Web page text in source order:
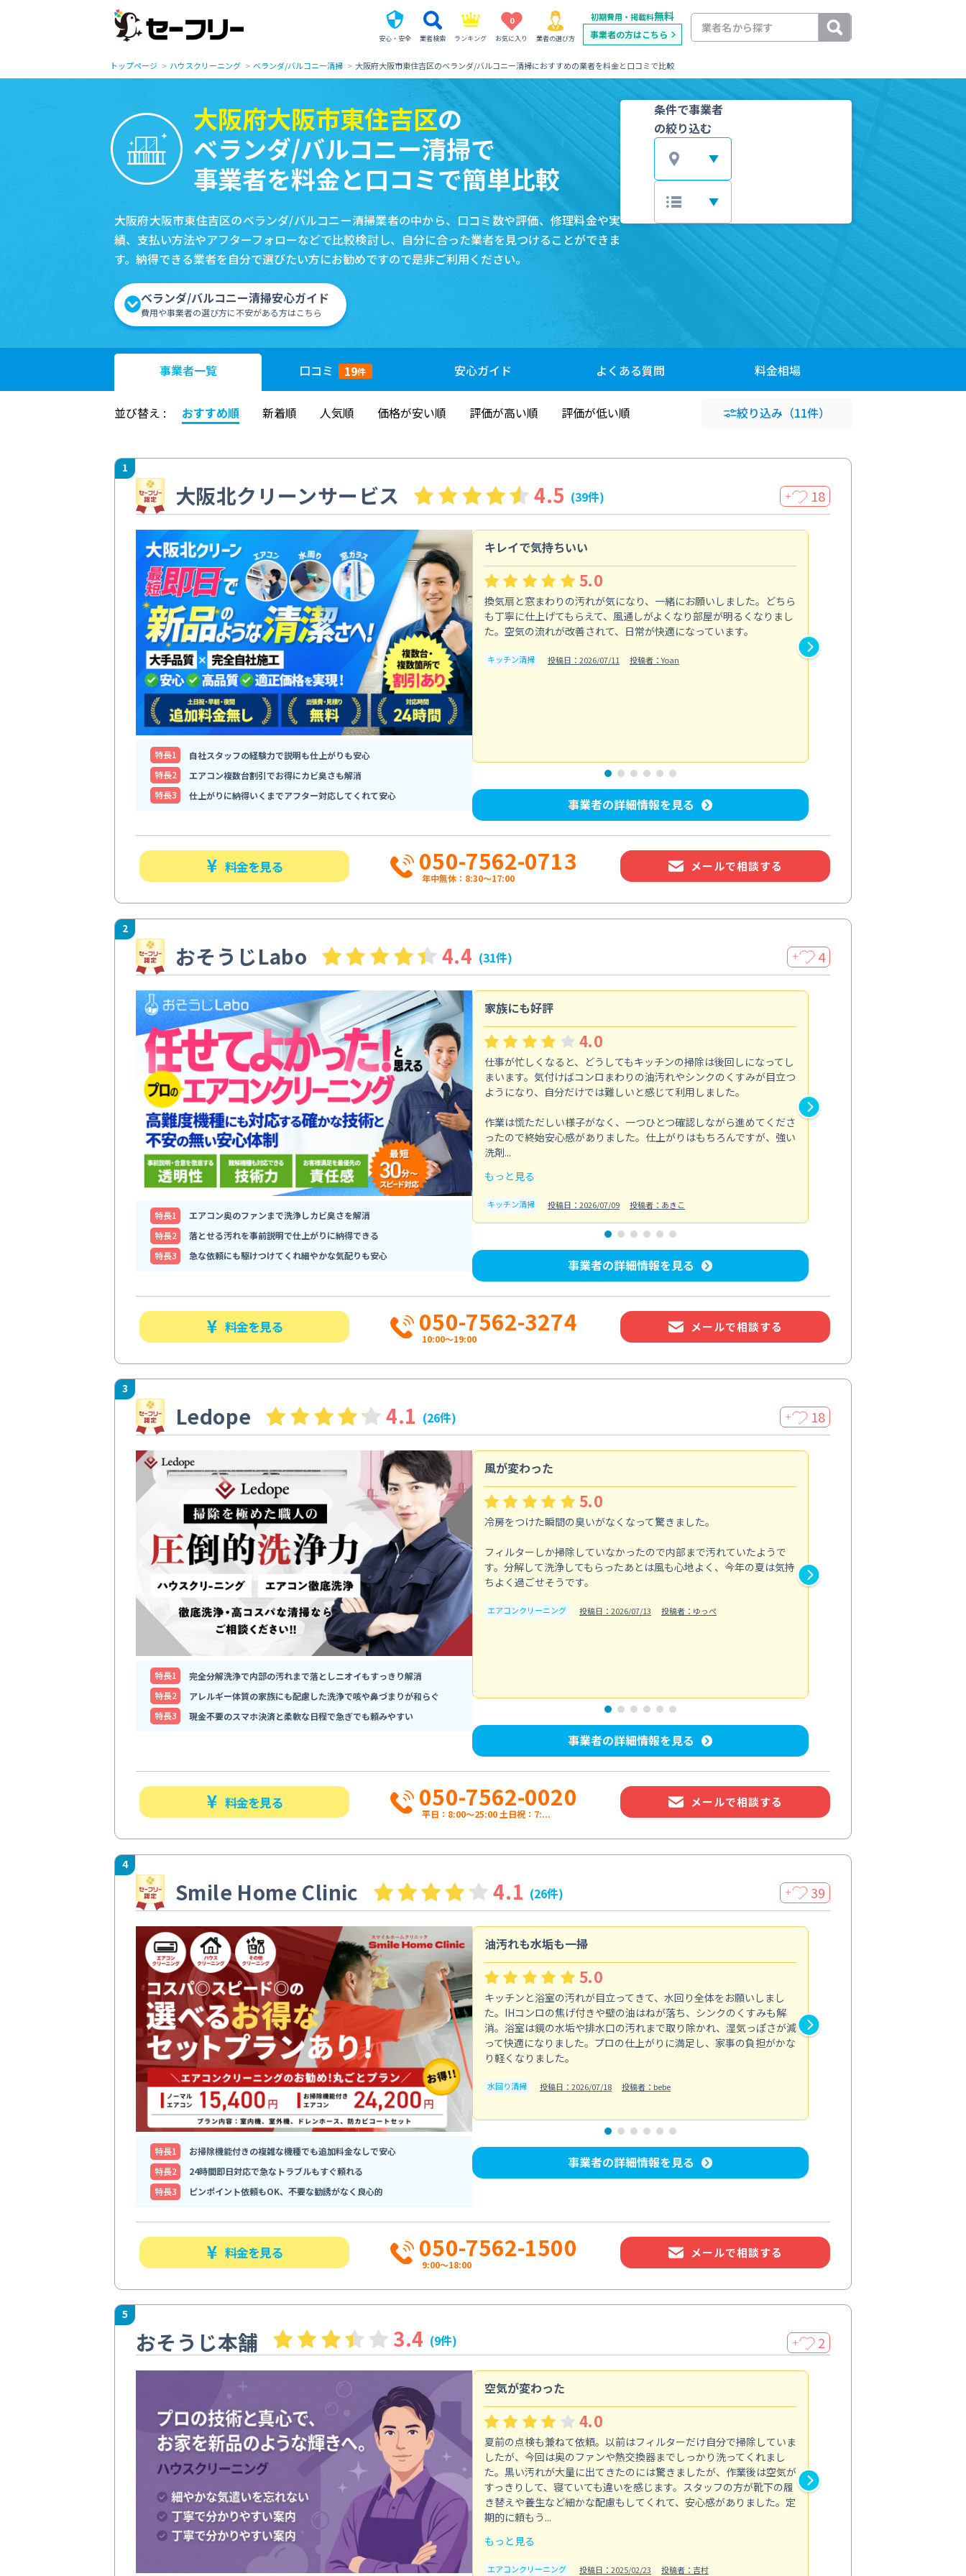
安心・安全 業者検索 ランキング
0
お気に入り 業者の選び方
初期費用・掲載料無料
事業者の方はこちら
トップページ ハウスクリーニング ベランダ/バルコニー清掃 大阪府大阪市東住吉区のベランダ/バルコニー清掃におすすめの業者を料金と口コミで比較
大阪府大阪市東住吉区の
ベランダ/バルコニー清掃で
事業者を料金と口コミで簡単比較
大阪府大阪市東住吉区のベランダ/バルコニー清掃業者の中から、口コミ数や評価、修理料金や実
績、支払い方法やアフターフォローなどで比較検討し、自分に合った業者を見つけることができま
す。納得できる業者を自分で選びたい方にお勧めですので是非ご利用ください。
ベランダ/バルコニー清掃安心ガイド
費用や事業者の選び方に不安がある方はこちら
条件で事業者
の絞り込む
事業者一覧 口コミ 19件 安心ガイド よくある質問 料金相場
並び替え : おすすめ順 新着順 人気順 価格が安い順 評価が高い順 評価が低い順 絞り込み （11件）
1
大阪北クリーンサービス 4.5 (39件) ＋ 18
特⻑1
自社スタッフの経験力で説明も仕上がりも安心
特⻑2
エアコン複数台割引でお得にカビ臭さも解消
特⻑3
仕上がりに納得いくまでアフター対応してくれて安心
キレイで気持ちいい
5.0
換気扇と窓まわりの汚れが気になり、一緒にお願いしました。どちら
も丁寧に仕上げてもらえて、風通しがよくなり部屋が明るくなりまし
た。空気の流れが改善されて、日常が快適になっています。
キッチン清掃 投稿日：2026/07/11 投稿者：Yoan
事業者の詳細情報を見る
料金を見る 050-7562-0713
年中無休：8:30〜17:00
メールで相談する
2
おそうじLabo 4.4 (31件) ＋ 4
特⻑1
エアコン奥のファンまで洗浄しカビ臭さを解消
特⻑2
落とせる汚れを事前説明で仕上がりに納得できる
特⻑3
急な依頼にも駆けつけてくれ細やかな気配りも安心
家族にも好評
4.0
仕事が忙しくなると、どうしてもキッチンの掃除は後回しになってし
まいます。気付けばコンロまわりの油汚れやシンクのくすみが目立つ
ようになり、自分だけでは難しいと感じて利用しました。
作業は慌ただしい様子がなく、一つひとつ確認しながら進めてくださ
ったので終始安心感がありました。仕上がりはもちろんですが、強い
洗剤...
もっと見る
キッチン清掃 投稿日：2026/07/09 投稿者：あきこ
事業者の詳細情報を見る
料金を見る 050-7562-3274
10:00〜19:00
メールで相談する
3
Ledope 4.1 (26件) ＋ 18
特⻑1
完全分解洗浄で内部の汚れまで落としニオイもすっきり解消
特⻑2
アレルギー体質の家族にも配慮した洗浄で咳や鼻づまりが和らぐ
特⻑3
現金不要のスマホ決済と柔軟な日程で急ぎでも頼みやすい
風が変わった
5.0
冷房をつけた瞬間の臭いがなくなって驚きました。
フィルターしか掃除していなかったので内部まで汚れていたようで
す。分解して洗浄してもらったあとは風も心地よく、今年の夏は気持
ちよく過ごせそうです。
エアコンクリーニング 投稿日：2026/07/13 投稿者：ゆっぺ
事業者の詳細情報を見る
料金を見る 050-7562-0020
平日：8:00〜25:00 土日祝：7:...
メールで相談する
4
Smile Home Clinic 4.1 (26件) ＋ 39
特⻑1
お掃除機能付きの複雑な機種でも追加料金なしで安心
特⻑2
24時間即日対応で急なトラブルもすぐ頼れる
特⻑3
ピンポイント依頼もOK、不要な勧誘がなく良心的
油汚れも水垢も一掃
5.0
キッチンと浴室の汚れが目立ってきて、水回り全体をお願いしまし
た。IHコンロの焦げ付きや壁の油はねが落ち、シンクのくすみも解
消。浴室は鏡の水垢や排水口の汚れまで取り除かれ、湿気っぽさが減
って快適になりました。プロの仕上がりに満足し、家事の負担がかな
り軽くなりました。
水回り清掃 投稿日：2026/07/18 投稿者：bebe
事業者の詳細情報を見る
料金を見る 050-7562-1500
9:00～18:00
メールで相談する
5
おそうじ本舗 3.4 (9件) ＋ 2
空気が変わった
4.0
夏前の点検も兼ねて依頼。以前はフィルターだけ自分で掃除していま
したが、今回は奥のファンや熱交換器までしっかり洗ってくれまし
た。黒い汚れが大量に出てきたのには驚きましたが、作業後は空気が
すっきりして、寝ていても違いを感じます。スタッフの方が靴下の履
き替えや養生など細かな配慮もしてくれて、安心感がありました。定
期的に頼もう...
もっと見る
エアコンクリーニング 投稿日：2025/02/23 投稿者：吉村